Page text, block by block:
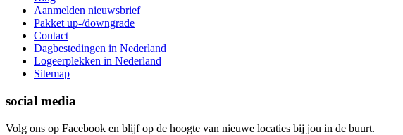
Aanmelden nieuwsbrief
Pakket up-/downgrade
Contact
Dagbestedingen in Nederland
Logeerplekken in Nederland
Sitemap
social media
Volg ons op Facebook en blijf op de hoogte van nieuwe locaties bij jou in de buurt.